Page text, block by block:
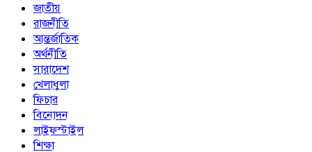
জাতীয়
রাজনীতি
আন্তর্জাতিক
অর্থনীতি
সারাদেশ
খেলাধুলা
ফিচার
বিনোদন
লাইফস্টাইল
শিক্ষা